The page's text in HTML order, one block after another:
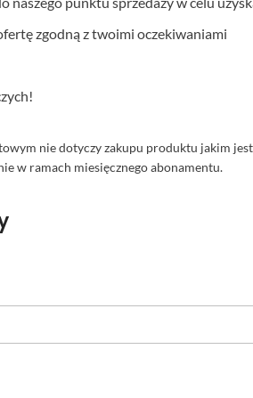
zgodną z twoimi oczekiwaniami
nie dotyczy zakupu produktu jakim
w ramach miesięcznego abonamentu.